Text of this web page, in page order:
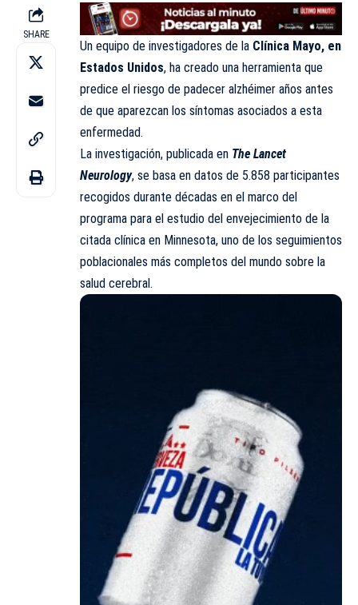
SHARE
Un equipo de investigadores de la Clínica Mayo, en
Estados Unidos, ha creado una herramienta que
predice el riesgo de padecer alzhéimer años antes
de que aparezcan los síntomas asociados a esta
enfermedad.
La investigación, publicada en The Lancet
Neurology, se basa en datos de 5.858 participantes
recogidos durante décadas en el marco del
programa para el estudio del envejecimiento de la
citada clínica en Minnesota, uno de los seguimientos
poblacionales más completos del mundo sobre la
salud cerebral.